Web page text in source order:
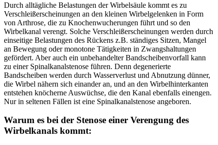
Durch alltägliche Belastungen der Wirbelsäule kommt es zu
Verschleißerscheinungen an den kleinen Wirbelgelenken in Form
von Arthrose, die zu Knochenwucherungen führt und so den
Wirbelkanal verengt. Solche Verschleißerscheinungen werden durch
einseitige Belastungen des Rückens z.B. ständiges Sitzen, Mangel
an Bewegung oder monotone Tätigkeiten in Zwangshaltungen
gefördert. Aber auch ein unbehandelter Bandscheibenvorfall kann
zu einer Spinalkanalstenose führen. Denn degenerierte
Bandscheiben werden durch Wasserverlust und Abnutzung dünner,
die Wirbel nähern sich einander an, und an den Wirbelhinterkanten
entstehen knöcherne Auswüchse, die den Kanal ebenfalls einengen.
Nur in seltenen Fällen ist eine Spinalkanalstenose angeboren.
Warum es bei der Stenose einer Verengung des
Wirbelkanals kommt: